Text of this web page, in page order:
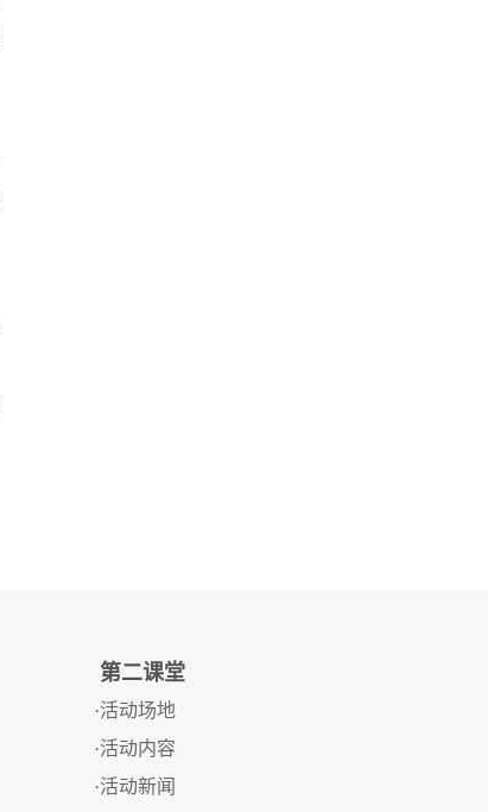
第二课堂
·活动场地
·活动内容
·活动新闻